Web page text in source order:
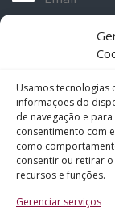
Usamos tecnologias
informações do
de navegação e
consentimento com
como
consentir ou retirar
recursos e funções.
Gerenciar serviços
Telefone
Assunto
Mensagem